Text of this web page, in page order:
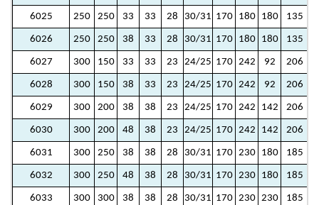
6025 250 250 33 33 28 30/31 170 180 180 135
6026 250 250 38 33 28 30/31 170 180 180 135
6027 300 150 33 33 23 24/25 170 242 92 206
6028 300 150 38 33 23 24/25 170 242 92 206
6029 300 200 38 38 23 24/25 170 242 142 206
6030 300 200 48 38 23 24/25 170 242 142 206
6031 300 250 38 38 28 30/31 170 230 180 185
6032 300 250 48 38 28 30/31 170 230 180 185
6033 300 300 38 38 28 30/31 170 230 230 185